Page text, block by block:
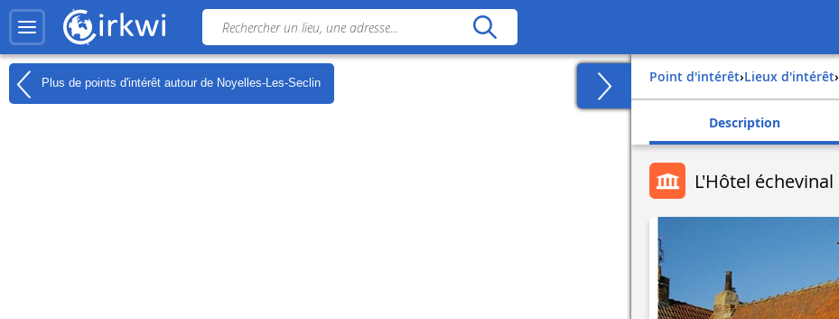
Plus de points d'intérêt autour de Noyelles-Les-Seclin Point d'intérêt› Lieux d'intérêt›
Description
L'Hôtel échevinal